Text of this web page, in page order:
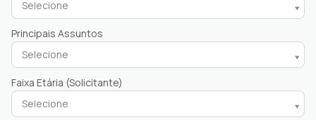
Selecione
Principais Assuntos
Selecione
Faixa Etária (Solicitante)
Selecione